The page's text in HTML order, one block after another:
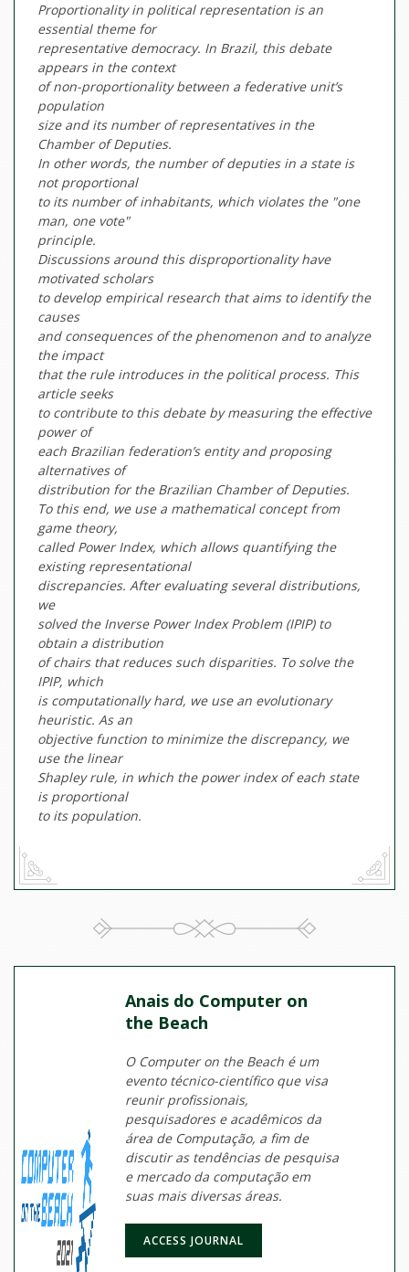
Proportionality in political representation is an
essential theme for
representative democracy. In Brazil, this debate
appears in the context
of non-proportionality between a federative unit’s
population
size and its number of representatives in the
Chamber of Deputies.
In other words, the number of deputies in a state is
not proportional
to its number of inhabitants, which violates the "one
man, one vote"
principle.
Discussions around this disproportionality have
motivated scholars
to develop empirical research that aims to identify the
causes
and consequences of the phenomenon and to analyze
the impact
that the rule introduces in the political process. This
article seeks
to contribute to this debate by measuring the effective
power of
each Brazilian federation’s entity and proposing
alternatives of
distribution for the Brazilian Chamber of Deputies.
To this end, we use a mathematical concept from
game theory,
called Power Index, which allows quantifying the
existing representational
discrepancies. After evaluating several distributions,
we
solved the Inverse Power Index Problem (IPIP) to
obtain a distribution
of chairs that reduces such disparities. To solve the
IPIP, which
is computationally hard, we use an evolutionary
heuristic. As an
objective function to minimize the discrepancy, we
use the linear
Shapley rule, in which the power index of each state
is proportional
to its population.
Anais do Computer on
the Beach
O Computer on the Beach é um
evento técnico-científico que visa
reunir profissionais,
pesquisadores e acadêmicos da
área de Computação, a fim de
discutir as tendências de pesquisa
e mercado da computação em
suas mais diversas áreas.
ACCESS JOURNAL